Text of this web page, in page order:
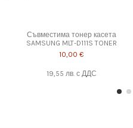
Съвместима тонер касета
SAMSUNG MLT-D111S TONER
10,00 €
19,55 лв.с ДДС